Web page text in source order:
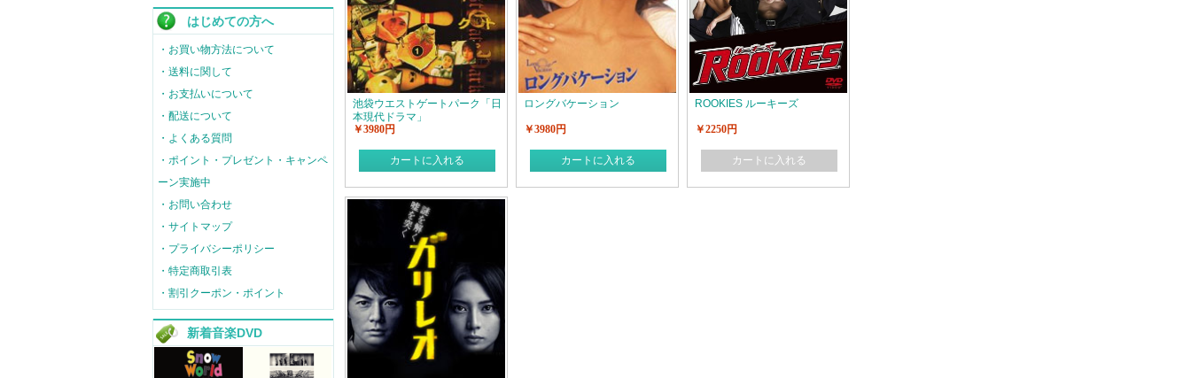
はじめての方へ
・お買い物方法について
・送料に関して
・お支払いについて
・配送について
・よくある質問
・ポイント・プレゼント・キャンペ
ーン実施中
・お問い合わせ
・サイトマップ
・プライバシーポリシー
・特定商取引表
・割引クーポン・ポイント
新着音楽DVD
池袋ウエストゲートパーク「日
本現代ドラマ」
￥3980円
カートに入れる
ロングバケーション
￥3980円
カートに入れる
ROOKIES ルーキーズ
￥2250円
カートに入れる